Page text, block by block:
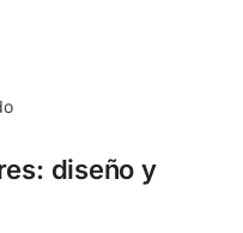
diseño y